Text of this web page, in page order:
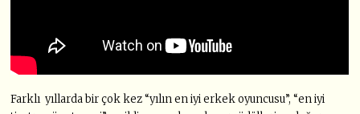
Farklı yıllarda bir çok kez “yılın en iyi erkek oyuncusu”, “en iyi